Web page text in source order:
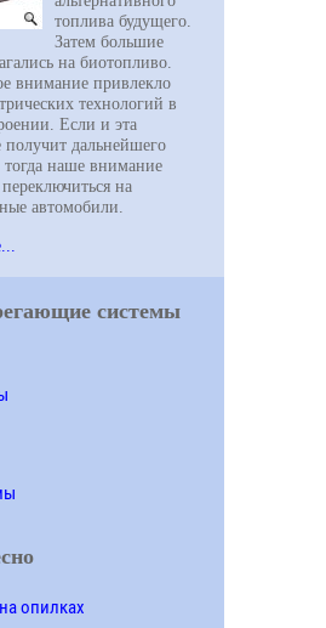
топлива будущего.
Затем большие
на биотопливо.
внимание привлекло
технологий в
Если и эта
получит дальнейшего
наше внимание
на
автомобили.
системы
опилках